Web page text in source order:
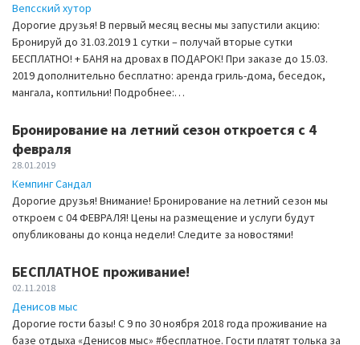
Вепсский хутор
Дорогие друзья! В первый месяц весны мы запустили акцию:
Бронируй до 31.03.2019 1 сутки – получай вторые сутки
БЕСПЛАТНО! + БАНЯ на дровах в ПОДАРОК! При заказе до 15.03.
2019 дополнительно бесплатно: аренда гриль-дома, беседок,
мангала, коптильни! Подробнее:…
Бронирование на летний сезон откроется с 4
февраля
28.01.2019
Кемпинг Сандал
Дорогие друзья! Внимание! Бронирование на летний сезон мы
откроем с 04 ФЕВРАЛЯ! Цены на размещение и услуги будут
опубликованы до конца недели! Следите за новостями!
БЕСПЛАТНОЕ проживание!
02.11.2018
Денисов мыс
Дорогие гости базы! С 9 по 30 ноября 2018 года проживание на
базе отдыха «Денисов мыс» #бесплатное. Гости платят толька за